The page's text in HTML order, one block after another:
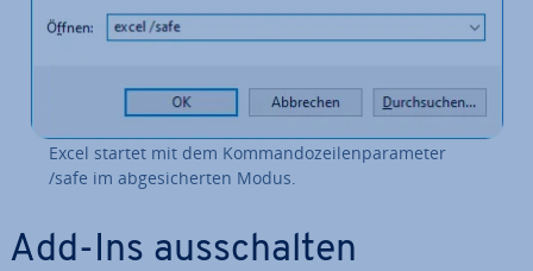
Excel startet mit dem Kom­man­do­zei­len­pa­ra­me­ter
/safe im ab­ge­si­cher­ten Modus.
Add-Ins aus­schal­ten